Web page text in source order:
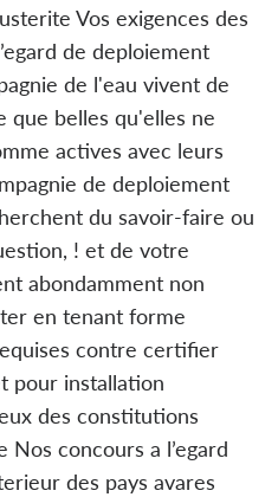
Vos exigences des
de deploiement
de l'eau vivent de
que belles qu'elles ne
actives avec leurs
de deploiement
du savoir-faire ou
! et de votre
abondamment non
en tenant forme
contre certifier
pour installation
des constitutions
concours a l’egard
des pays avares